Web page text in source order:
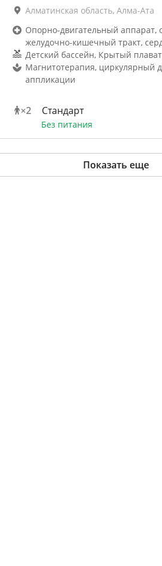
Алматинская область, Алма-Ата
Опорно-двигательный аппарат,
желудочно-кишечный тракт,
Детский бассейн, Крытый
Магнитотерапия, циркулярный
аппликации
×2 Стандарт
Без питания
Показать еще